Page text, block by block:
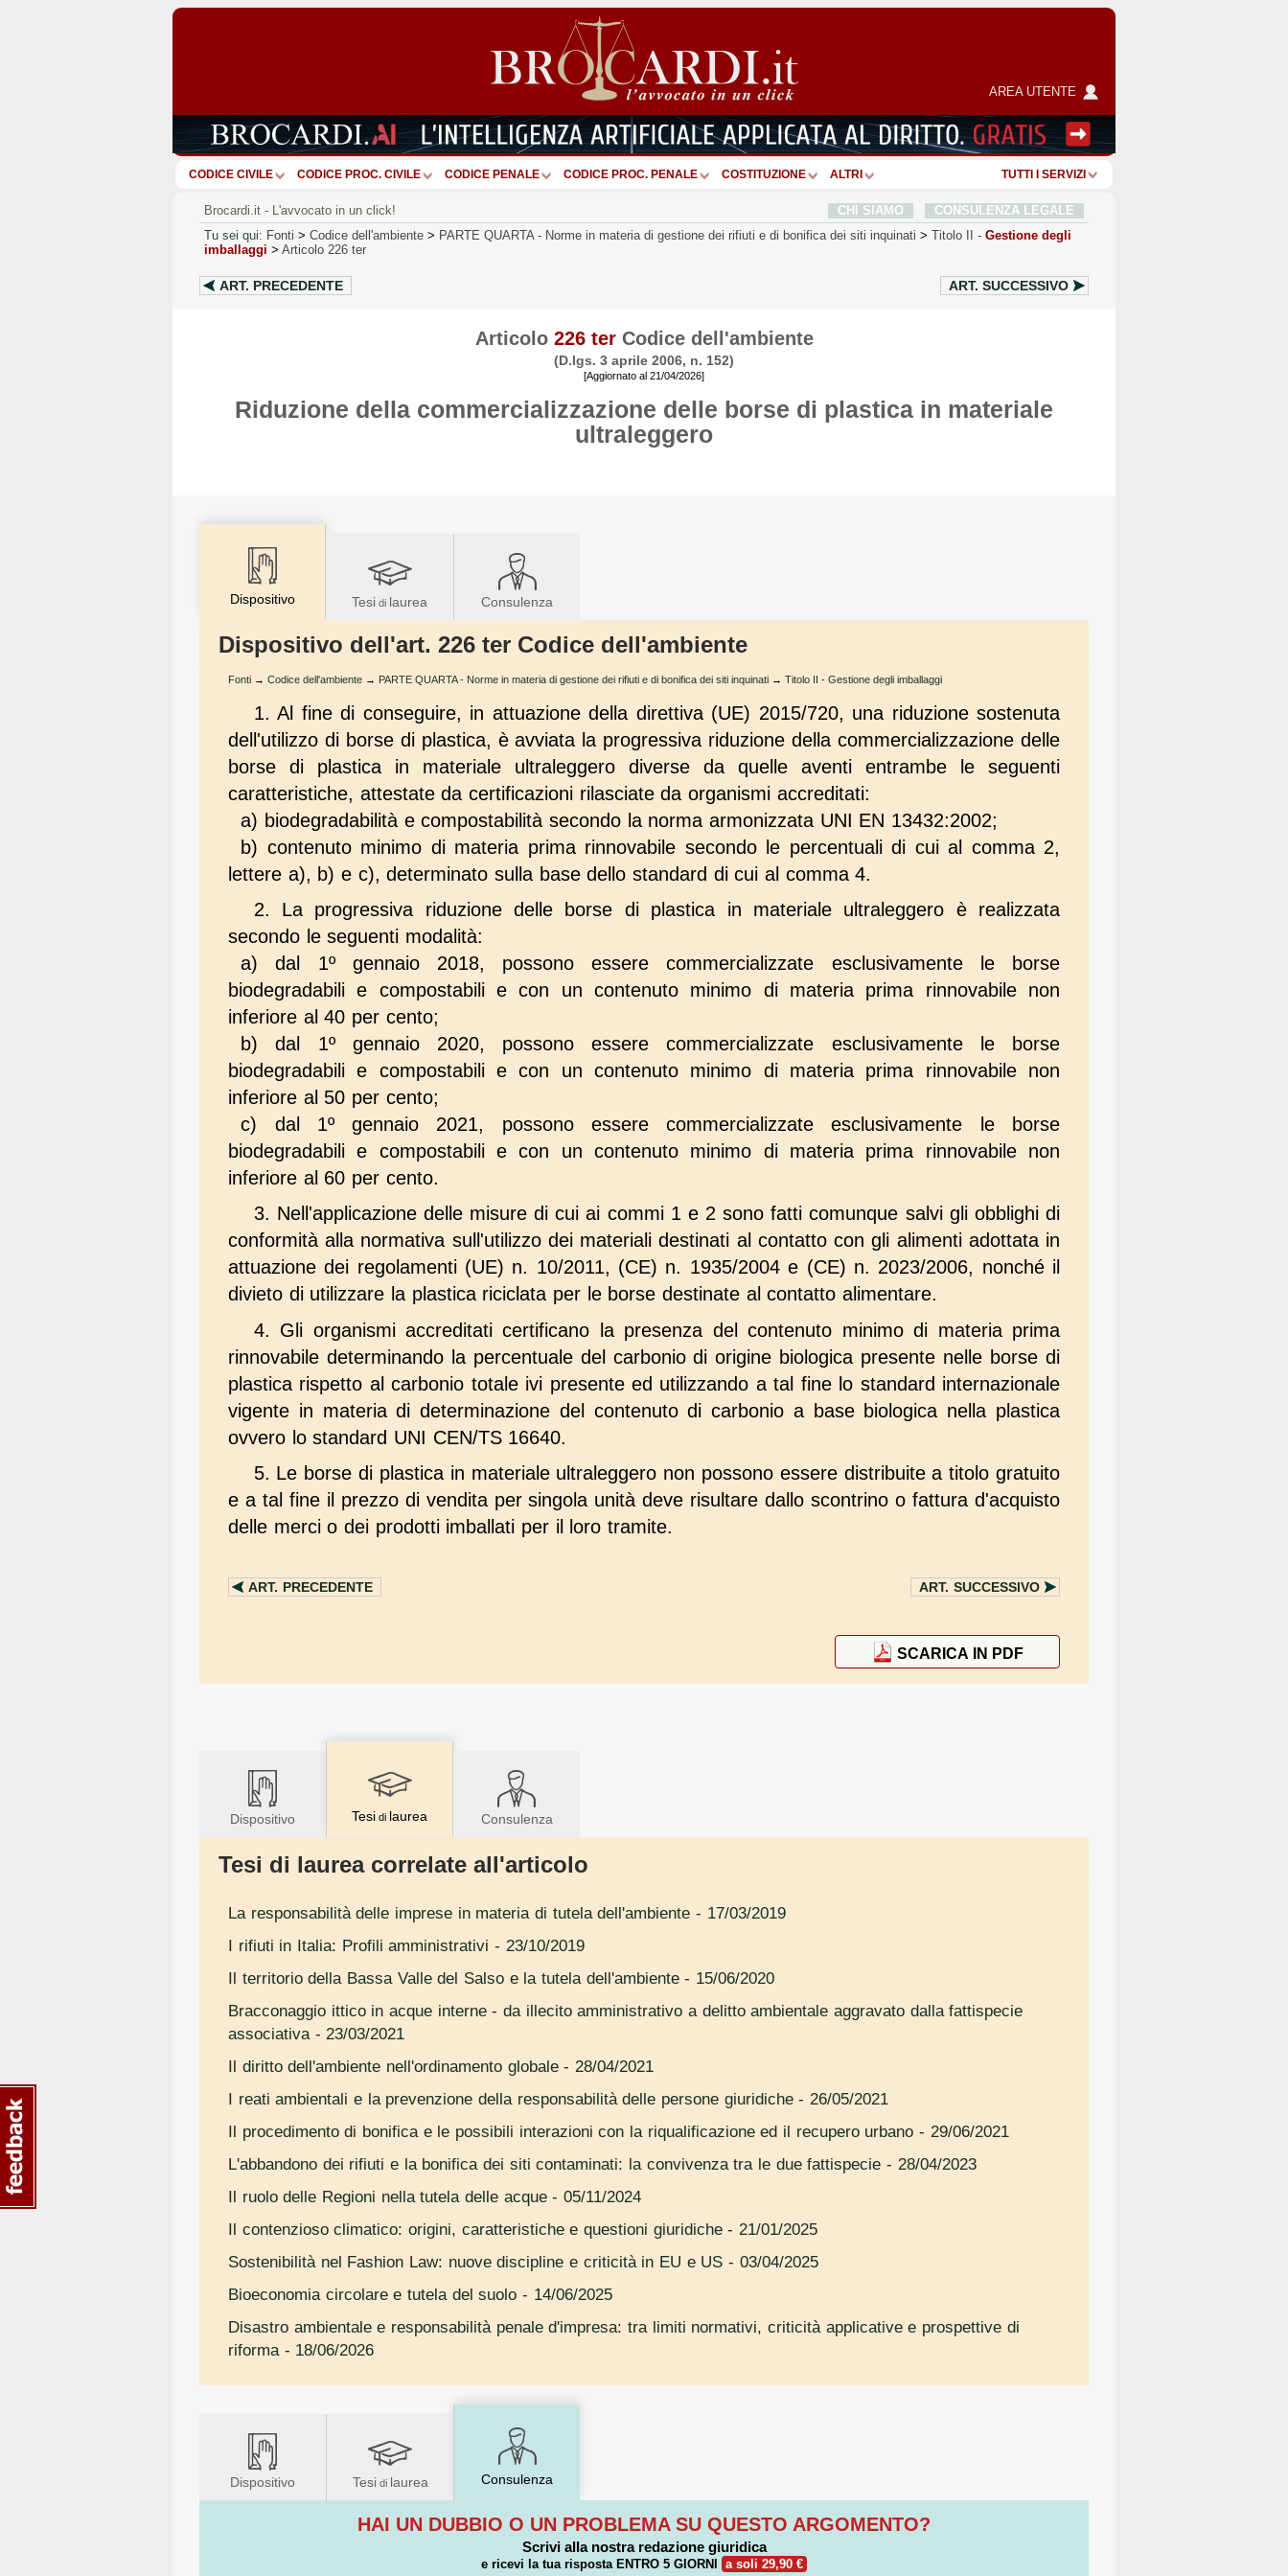
AREA UTENTE
CODICE CIVILE CODICE PROC. CIVILE CODICE PENALE CODICE PROC. PENALE COSTITUZIONE ALTRI TUTTI I SERVIZI
Brocardi.it - L'avvocato in un click! CHI SIAMO
CONSULENZA LEGALE
Tu sei qui: Fonti > Codice dell'ambiente > PARTE QUARTA - Norme in materia di gestione dei rifiuti e di bonifica dei siti inquinati > Titolo II - Gestione degli
imballaggi > Articolo 226 ter
ART. PRECEDENTE ART. SUCCESSIVO
Articolo 226 terCodice dell'ambiente
(D.lgs. 3 aprile 2006, n. 152)
[Aggiornato al 21/04/2026]
Riduzione della commercializzazione delle borse di plastica in materiale
ultraleggero
Dispositivo Tesi di laurea Consulenza
Dispositivo dell'art. 226 ter Codice dell'ambiente
Fonti → Codice dell'ambiente → PARTE QUARTA - Norme in materia di gestione dei rifiuti e di bonifica dei siti inquinati → Titolo II - Gestione degli imballaggi
1. Al fine di conseguire, in attuazione della direttiva (UE) 2015/720, una riduzione sostenuta
dell'utilizzo di borse di plastica, è avviata la progressiva riduzione della commercializzazione delle
borse di plastica in materiale ultraleggero diverse da quelle aventi entrambe le seguenti
caratteristiche, attestate da certificazioni rilasciate da organismi accreditati:
a) biodegradabilità e compostabilità secondo la norma armonizzata UNI EN 13432:2002;
b) contenuto minimo di materia prima rinnovabile secondo le percentuali di cui al comma 2,
lettere a), b) e c), determinato sulla base dello standard di cui al comma 4.
2. La progressiva riduzione delle borse di plastica in materiale ultraleggero è realizzata
secondo le seguenti modalità:
a) dal 1º gennaio 2018, possono essere commercializzate esclusivamente le borse
biodegradabili e compostabili e con un contenuto minimo di materia prima rinnovabile non
inferiore al 40 per cento;
b) dal 1º gennaio 2020, possono essere commercializzate esclusivamente le borse
biodegradabili e compostabili e con un contenuto minimo di materia prima rinnovabile non
inferiore al 50 per cento;
c) dal 1º gennaio 2021, possono essere commercializzate esclusivamente le borse
biodegradabili e compostabili e con un contenuto minimo di materia prima rinnovabile non
inferiore al 60 per cento.
3. Nell'applicazione delle misure di cui ai commi 1 e 2 sono fatti comunque salvi gli obblighi di
conformità alla normativa sull'utilizzo dei materiali destinati al contatto con gli alimenti adottata in
attuazione dei regolamenti (UE) n. 10/2011, (CE) n. 1935/2004 e (CE) n. 2023/2006, nonché il
divieto di utilizzare la plastica riciclata per le borse destinate al contatto alimentare.
4. Gli organismi accreditati certificano la presenza del contenuto minimo di materia prima
rinnovabile determinando la percentuale del carbonio di origine biologica presente nelle borse di
plastica rispetto al carbonio totale ivi presente ed utilizzando a tal fine lo standard internazionale
vigente in materia di determinazione del contenuto di carbonio a base biologica nella plastica
ovvero lo standard UNI CEN/TS 16640.
5. Le borse di plastica in materiale ultraleggero non possono essere distribuite a titolo gratuito
e a tal fine il prezzo di vendita per singola unità deve risultare dallo scontrino o fattura d'acquisto
delle merci o dei prodotti imballati per il loro tramite.
ART. PRECEDENTE ART. SUCCESSIVO
SCARICA IN PDF
Dispositivo Tesi di laurea Consulenza
Tesi di laurea correlate all'articolo
La responsabilità delle imprese in materia di tutela dell'ambiente - 17/03/2019
I rifiuti in Italia: Profili amministrativi - 23/10/2019
Il territorio della Bassa Valle del Salso e la tutela dell'ambiente- 15/06/2020
Bracconaggio ittico in acque interne - da illecito amministrativo a delitto ambientale aggravato dalla fattispecie
associativa- 23/03/2021
Il diritto dell'ambiente nell'ordinamento globale- 28/04/2021
I reati ambientali e la prevenzione della responsabilità delle persone giuridiche- 26/05/2021
Il procedimento di bonifica e le possibili interazioni con la riqualificazione ed il recupero urbano - 29/06/2021
L'abbandono dei rifiuti e la bonifica dei siti contaminati: la convivenza tra le due fattispecie - 28/04/2023
Il ruolo delle Regioni nella tutela delle acque- 05/11/2024
Il contenzioso climatico: origini, caratteristiche e questioni giuridiche- 21/01/2025
Sostenibilità nel Fashion Law: nuove discipline e criticità in EU e US - 03/04/2025
Bioeconomia circolare e tutela del suolo - 14/06/2025
Disastro ambientale e responsabilità penale d'impresa: tra limiti normativi, criticità applicative e prospettive di
riforma- 18/06/2026
Dispositivo Tesidi laurea Consulenza
HAI UN DUBBIO O UN PROBLEMA SU QUESTO ARGOMENTO?
Scrivi alla nostra redazione giuridica
e ricevi la tua risposta ENTRO 5 GIORNI a soli 29,90 €